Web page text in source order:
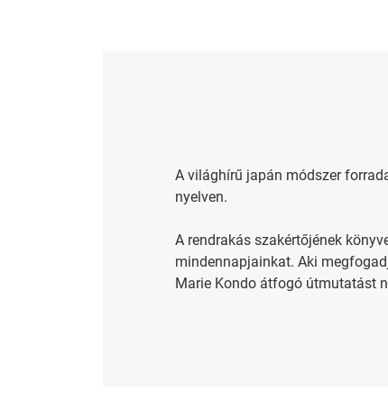
A világhírű japán módszer
nyelven.
A rendrakás szakértőjének
mindennapjainkat. Aki
Marie Kondo átfogó útmutatást